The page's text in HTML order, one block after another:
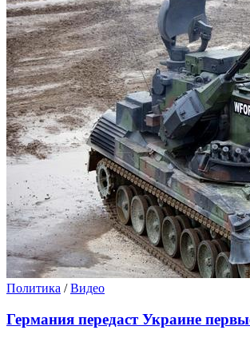
Политика /Видео
Германия передаст Украине